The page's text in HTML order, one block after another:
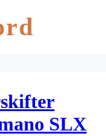
SLX